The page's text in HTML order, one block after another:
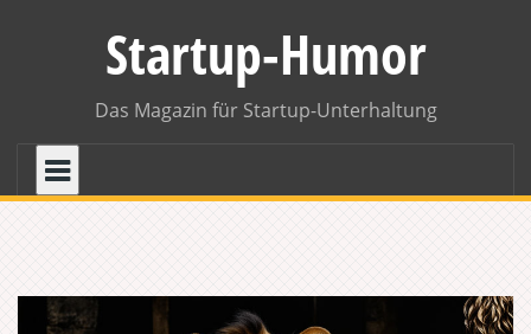
Startup-Humor
Das Magazin für Startup-Unterhaltung